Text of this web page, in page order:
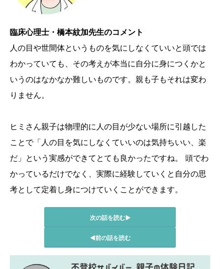
臨床心理士・橋本紋加先生のコメント
人の目や世間体というものを気にしなくていいと頭では
わかっていても、その考えが本当に自分に身につくかと
いうのはなかなか難しいものです。親も子もそれは変わ
りません。
ヒミさん親子は物理的に人の目が少ない場所に引越した
ことで「人の目を気にしなくていいのは気持ちいい、楽
だ」という実感ができてとても良かったですね。 頭でわ
かっているだけでなく、実際に経験していくと自分の思
考として定着し身につけていくことができます。
次の話を読む▶
◀前の話を読む